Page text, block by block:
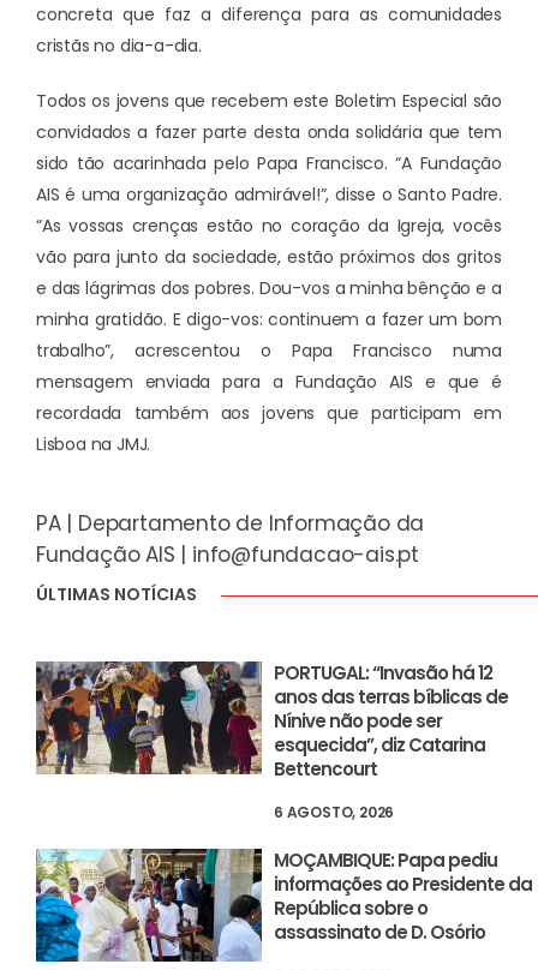
concreta que faz a diferença para as comunidades
cristãs no dia-a-dia.
Todos os jovens que recebem este Boletim Especial são
convidados a fazer parte desta onda solidária que tem
sido tão acarinhada pelo Papa Francisco. “A Fundação
AIS é uma organização admirável!”, disse o Santo Padre.
“As vossas crenças estão no coração da Igreja, vocês
vão para junto da sociedade, estão próximos dos gritos
e das lágrimas dos pobres. Dou-vos a minha bênção e a
minha gratidão. E digo-vos: continuem a fazer um bom
trabalho”, acrescentou o Papa Francisco numa
mensagem enviada para a Fundação AIS e que é
recordada também aos jovens que participam em
Lisboa na JMJ.
PA | Departamento de Informação da
Fundação AIS | info@fundacao-ais.pt
ÚLTIMAS NOTÍCIAS
PORTUGAL: “Invasão há 12
anos das terras bíblicas de
Nínive não pode ser
esquecida”, diz Catarina
Bettencourt
6 AGOSTO, 2026
MOÇAMBIQUE: Papa pediu
informações ao Presidente da
República sobre o
assassinato de D. Osório